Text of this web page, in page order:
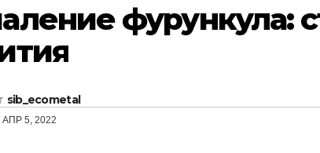
фурункула:
sib_ecometal
АПР 5, 2022